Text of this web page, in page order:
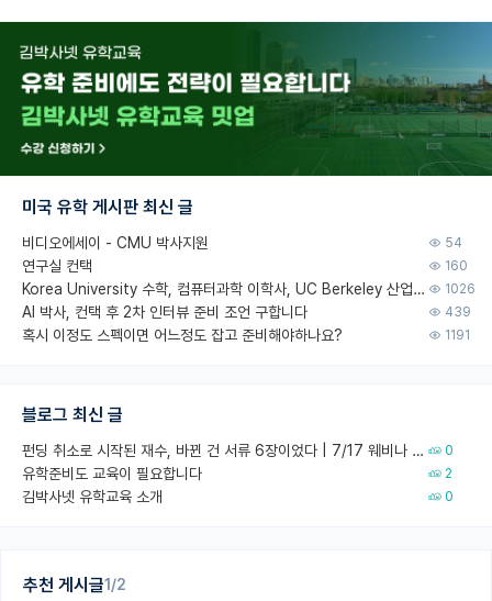
추천 게시글1/2
미국 유학 게시판 최신 글
비디오에세이 - CMU 박사지원 54
연구실 컨택 160
Korea University 수학, 컴퓨터과학 이학사, UC Berkeley 산업공학 대학원 공학박사가 되는 것은 쉽지 않겠죠? 1026
AI 박사, 컨택 후 2차 인터뷰 준비 조언 구합니다 439
혹시 이정도 스펙이면 어느정도 잡고 준비해야하나요? 1191
블로그 최신 글
펀딩 취소로 시작된 재수, 바뀐 건 서류 6장이었다 | 7/17 웨비나 회고 0
유학준비도 교육이 필요합니다 2
김박사넷 유학교육 소개 0